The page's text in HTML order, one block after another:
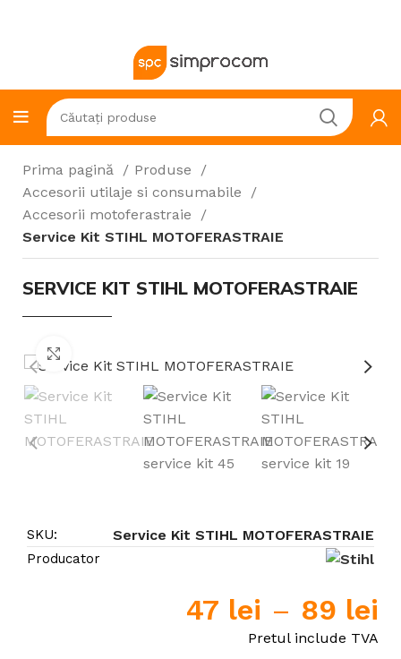
Prima pagină
Produse
Accesorii utilaje si consumabile
Accesorii motoferastraie
Service Kit STIHL MOTOFERASTRAIE
SERVICE KIT STIHL MOTOFERASTRAIE
SKU: Service Kit STIHL MOTOFERASTRAIE
Producator
47 lei – 89 lei
Pretul include TVA